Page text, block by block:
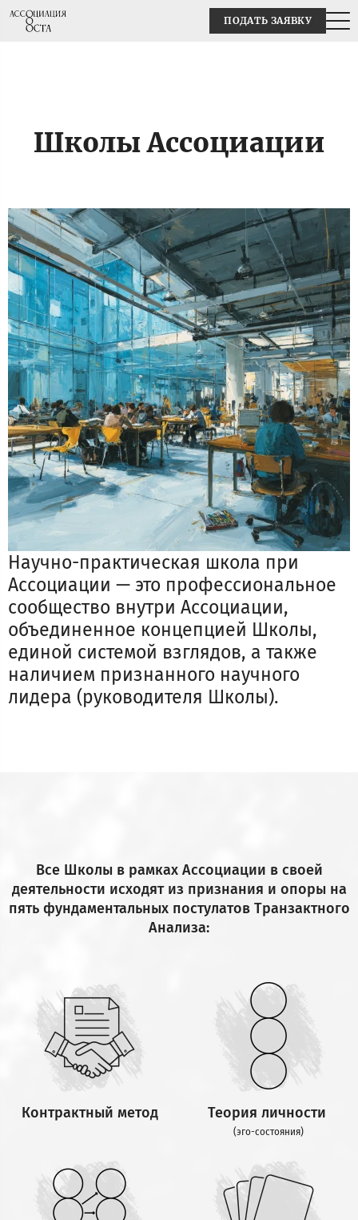
ПОДАТЬ ЗАЯВКУ
Школы Ассоциации
Научно-практическая школа при
Ассоциации — это профессиональное
сообщество внутри Ассоциации,
объединенное концепцией Школы,
единой системой взглядов, а также
наличием признанного научного
лидера (руководителя Школы).
Все Школы в рамках Ассоциации в своей
деятельности исходят из признания и опоры на
пять фундаментальных постулатов Транзактного
Анализа:
Контрактный метод Теория личности
(эго-состояния)